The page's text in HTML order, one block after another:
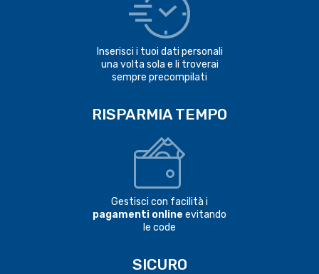
Inserisci i tuoi dati personali
una volta sola e li troverai
sempre precompilati
RISPARMIA TEMPO
Gestisci con facilità i
pagamenti online evitando
le code
SICURO